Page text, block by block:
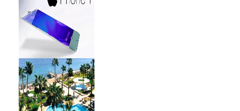
40
₪
מידע נוסף
מצלמות אינפרא
499
₪
מידע נוסף
18 מברשות למאפרים + נרתיק
ג'מס אדום מעור